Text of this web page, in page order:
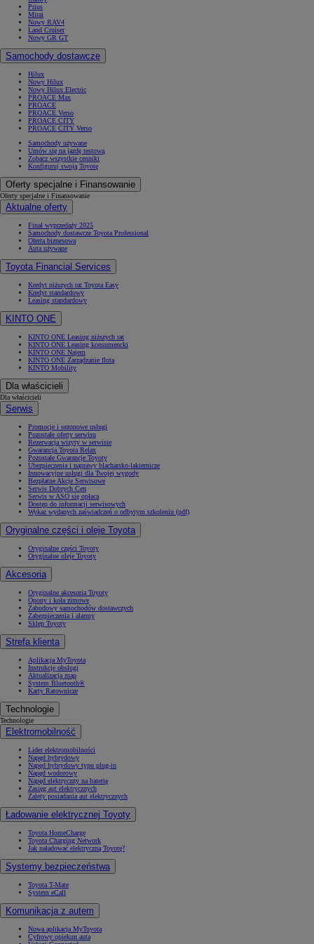
Prius
Mirai
Nowy RAV4
Land Cruiser
Nowy GR GT
Samochody dostawcze
Hilux
Nowy Hilux
Nowy Hilux Electric
PROACE Max
PROACE
PROACE Verso
PROACE CITY
PROACE CITY Verso
Samochody używane
Umów się na jazdę testową
Zobacz wszystkie cenniki
Konfiguruj swoją Toyotę
Oferty specjalne i Finansowanie
Oferty specjalne i Finansowanie
Aktualne oferty
Finał wyprzedaży 2025
Samochody dostawcze Toyota Professional
Oferta biznesowa
Auta używane
Toyota Financial Services
Kredyt niższych rat Toyota Easy
Kredyt standardowy
Leasing standardowy
KINTO ONE
KINTO ONE Leasing niższych rat
KINTO ONE Leasing konsumencki
KINTO ONE Najem
KINTO ONE Zarządzanie flotą
KINTO Mobility
Dla właścicieli
Dla właścicieli
Serwis
Promocje i sezonowe usługi
Pozostałe oferty serwisu
Rezerwacja wizyty w serwisie
Gwarancja Toyota Relax
Pozostałe Gwarancje Toyoty
Ubezpieczenia i naprawy blacharsko-lakiernicze
Innowacyjne usługi dla Twojej wygody
Bezpłatne Akcje Serwisowe
Serwis Dobrych Cen
Serwis w ASO się opłaca
Dostęp do informacji serwisowych
Wykaz wydanych zaświadczeń o odbytym szkoleniu (pdf)
Oryginalne części i oleje Toyota
Oryginalne części Toyoty
Oryginalne oleje Toyoty
Akcesoria
Oryginalne akcesoria Toyoty
Opony i koła zimowe
Zabudowy samochodów dostawczych
Zabezpieczenia i alarmy
Sklep Toyoty
Strefa klienta
Aplikacja MyToyota
Instrukcje obsługi
Aktualizacja map
System Bluetooth®
Karty Ratownicze
Technologie
Technologie
Elektromobilność
Lider elektromobilności
Napęd hybrydowy
Napęd hybrydowy typu plug-in
Napęd wodorowy
Napęd elektryczny na baterię
Zasięg aut elektrycznych
Zalety posiadania aut elektrycznych
Ładowanie elektrycznej Toyoty
Toyota HomeCharge
Toyota Charging Network
Jak naładować elektryczną Toyotę?
Systemy bezpieczeństwa
Toyota T-Mate
System eCall
Komunikacja z autem
Nowa aplikacja MyToyota
Cyfrowy opiekun auta